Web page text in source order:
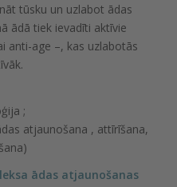
tūsku un uzlabot ādas
ādā tiek ievadīti aktīvie
anti-age –, kas uzlabotās
;
atjaunošana , attīrīšana,
ādas atjaunošanas